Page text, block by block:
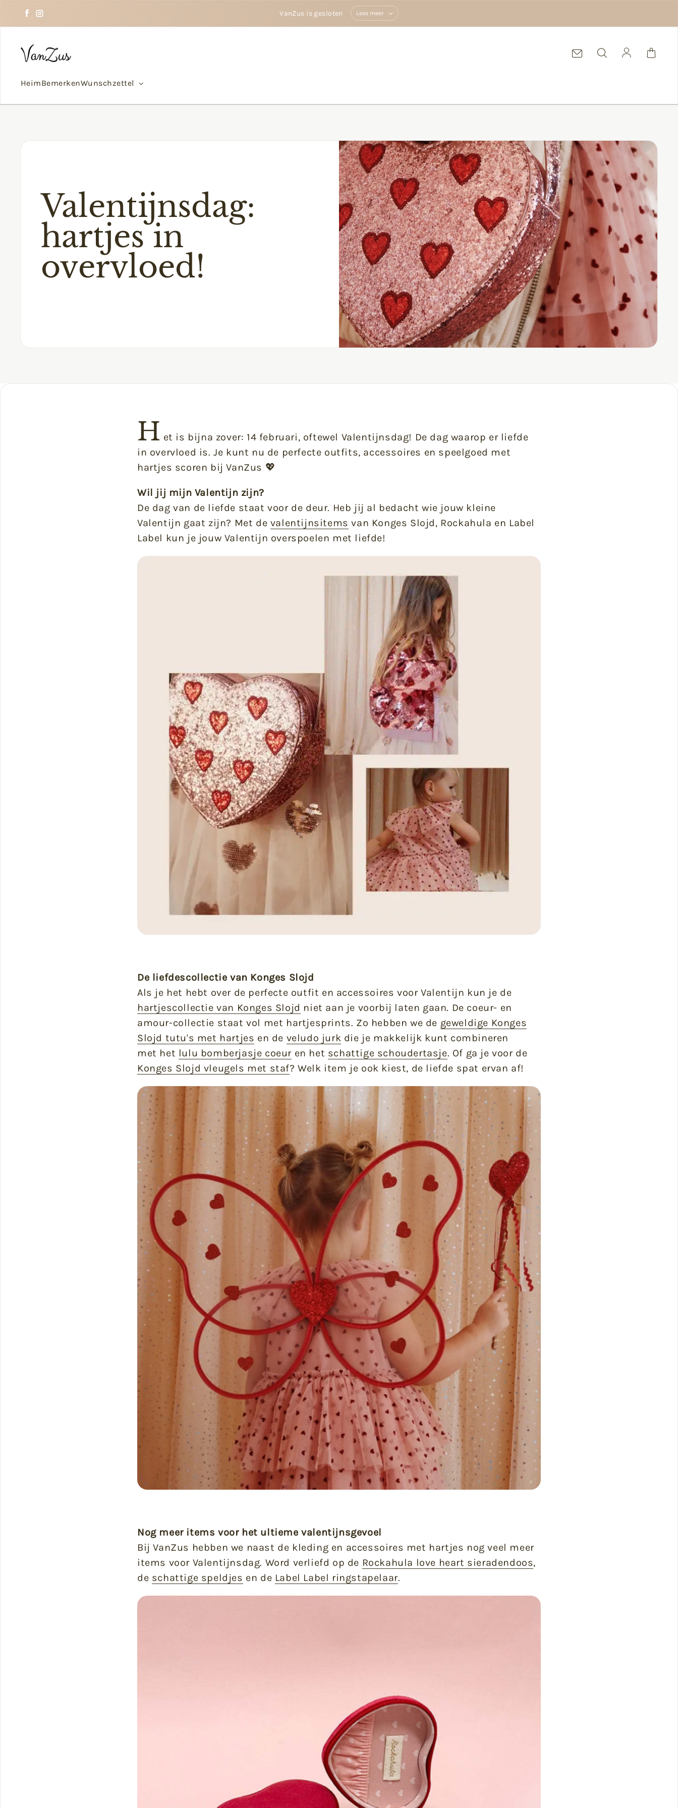
Facebook
Instagram
VanZus is gesloten Lees meer
Einloggen
HeimBemerkenWunschzettel
Valentijnsdag:
hartjes in
overvloed!
H et is bijna zover: 14 februari, oftewel Valentijnsdag! De dag waarop er liefde
in overvloed is. Je kunt nu de perfecte outfits, accessoires en speelgoed met
hartjes scoren bij VanZus 💖
Wil jij mijn Valentijn zijn?
De dag van de liefde staat voor de deur. Heb jij al bedacht wie jouw kleine
Valentijn gaat zijn? Met de valentijnsitems van Konges Slojd, Rockahula en Label
Label kun je jouw Valentijn overspoelen met liefde!
De liefdescollectie van Konges Slojd
Als je het hebt over de perfecte outfit en accessoires voor Valentijn kun je de
hartjescollectie van Konges Slojd niet aan je voorbij laten gaan. De coeur- en
amour-collectie staat vol met hartjesprints. Zo hebben we de geweldige Konges
Slojd tutu's met hartjes en de veludo jurk die je makkelijk kunt combineren
met het lulu bomberjasje coeur en het schattige schoudertasje. Of ga je voor de
Konges Slojd vleugels met staf? Welk item je ook kiest, de liefde spat ervan af!
Nog meer items voor het ultieme valentijnsgevoel
Bij VanZus hebben we naast de kleding en accessoires met hartjes nog veel meer
items voor Valentijnsdag. Word verliefd op de Rockahula love heart sieradendoos,
de schattige speldjes en de Label Label ringstapelaar.
OUTLET
Neem snel een kijkje in onze outlet! Hier
vind je de laatste stuks en items uit vorige
seizoenen die je voor een bodemprijs kunt
kopen!
Door de extreem lage prijzen kunnen deze
items helaas niet geruild of geretourneerd
worden.